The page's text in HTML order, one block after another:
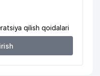
qilish qoidalari